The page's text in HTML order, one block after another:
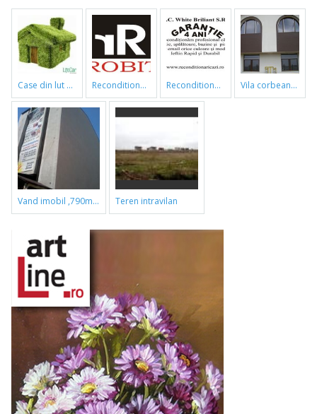
case din lut si paie reconditionari cazi de baie reconditionari cazi de baie vila corbeanca
vand imobil ,790m,piata gorjului,pret negociabil teren intravilan